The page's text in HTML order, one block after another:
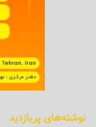
نوشته‌های پربازدید